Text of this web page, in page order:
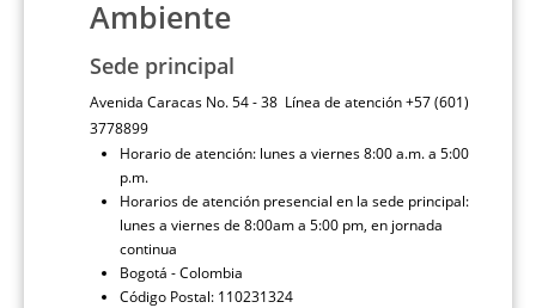
Ambiente
Sede principal
Avenida Caracas No. 54 - 38 Línea de atención +57 (601)
3778899
Horario de atención: lunes a viernes 8:00 a.m. a 5:00
p.m.
Horarios de atención presencial en la sede principal:
lunes a viernes de 8:00am a 5:00 pm, en jornada
continua
Bogotá - Colombia
Código Postal: 110231324